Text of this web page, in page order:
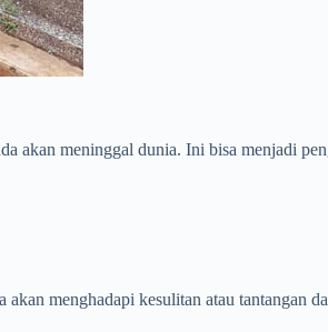
akan meninggal dunia. Ini bisa menjadi
menghadapi kesulitan atau tantangan